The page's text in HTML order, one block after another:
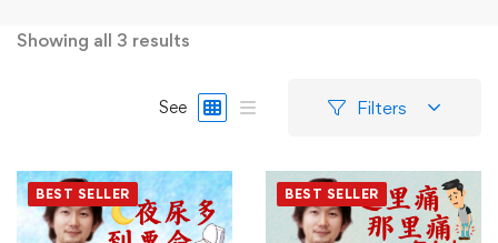
Showing all 3 results
See Filters
BEST SELLER BEST SELLER